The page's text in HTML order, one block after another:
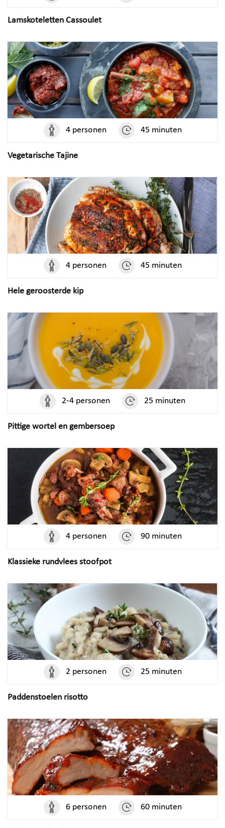
Lamskoteletten Cassoulet
4 personen 45 minuten
Vegetarische Tajine
4 personen 45 minuten
Hele geroosterde kip
2-4 personen 25 minuten
Pittige wortel en gembersoep
4 personen 90 minuten
Klassieke rundvlees stoofpot
2 personen 25 minuten
Paddenstoelen risotto
6 personen 60 minuten